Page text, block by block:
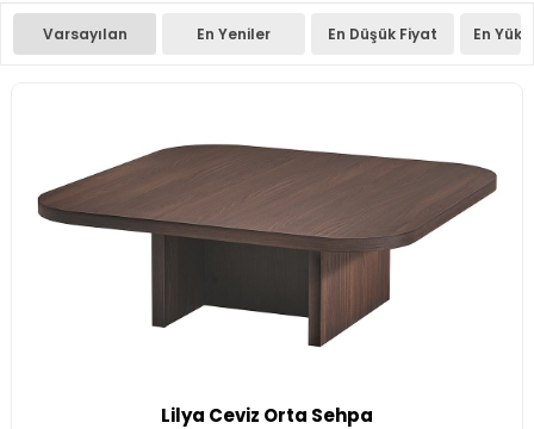
Varsayılan En Yeniler En Düşük Fiyat En
Lilya Ceviz Orta Sehpa